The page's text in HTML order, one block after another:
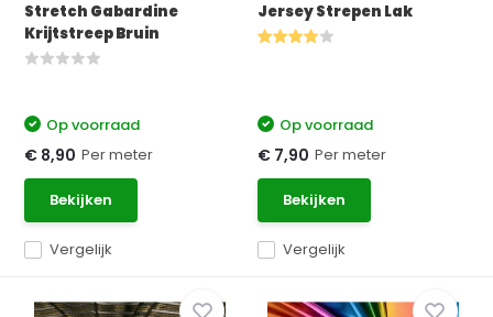
Stretch Gabardine
Krijtstreep Bruin
Vergelijk
Op voorraad
€ 8,90 Per meter
Bekijken
Jersey Strepen Lak
Vergelijk
Op voorraad
€ 7,90 Per meter
Bekijken